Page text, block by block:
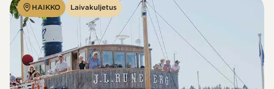
HAIKKO Laivakuljetus